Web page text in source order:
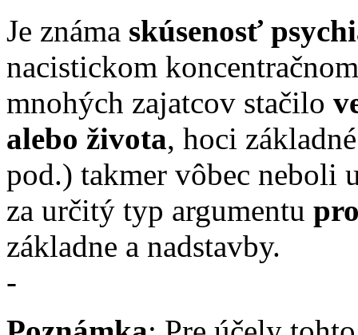
Je známa skúsenosť
nacistickom
mnohých zajatcov stačilo
alebo života, hoci
pod.) takmer vôbec neboli
za určitý typ argumentu
základne a nadstavby.
-